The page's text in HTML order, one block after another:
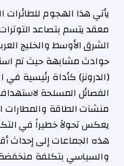
يأتي هذا الهجوم
معقد يتسم بتصاعد
الشرق الأوسط والخليج
حوادث مشابهة حيث تم
(الدرونز) كأداة رئيسية في
الفصائل المسلحة
منشآت الطاقة والمطارات
يعكس تحولاً خطيراً في
هذه الجماعات إلى إحداث
والسياسي بتكلفة